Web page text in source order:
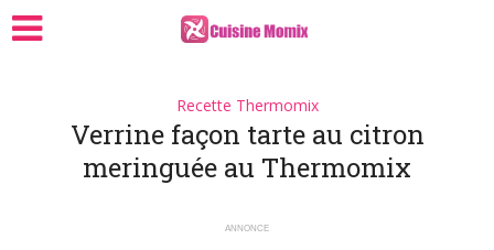
Recette Thermomix
Verrine façon tarte au citron
meringuée au Thermomix
ANNONCE